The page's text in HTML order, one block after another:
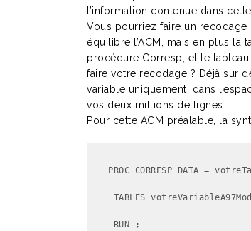
l’information contenue dans
Vous pourriez faire un recodage
équilibre l’ACM, mais en plus la
procédure Corresp, et le
faire votre recodage ? Déjà sur
variable uniquement, dans
vos deux millions de lignes.
Pour cette ACM préalable, la
PROC CORRESP DATA =
RUN ;